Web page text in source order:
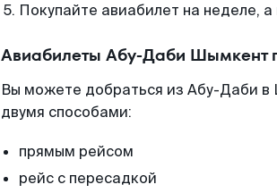
Покупайте авиабилет на неделе,
Авиабилеты Абу-Даби Шымкент
Вы можете добраться из Абу-Даби в
двумя способами:
прямым рейсом
рейс с пересадкой